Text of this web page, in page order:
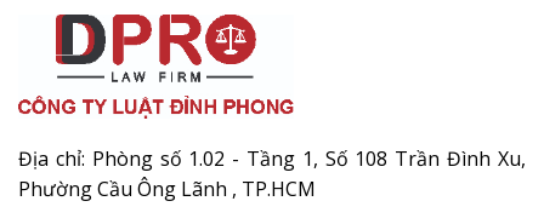
Địa chỉ: Phòng số 1.02 - Tầng 1, Số 108 Trần Đình Xu,
Phường Cầu Ông Lãnh , TP.HCM